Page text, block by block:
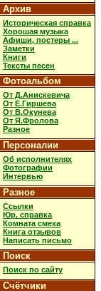
Архив
Историческая справка
Хорошая музыка
Афиши, постеры ...
Заметки
Книги
Тексты песен
Фотоальбом
От Д.Анискевича
От Е.Гиршева
От В.Окунева
От Я.Фролова
Разное
Персоналии
Об исполнителях
Фотографии
Интервью
Разное
Ссылки
Юр. справка
Комната смеха
Книга отзывов
Написать письмо
Поиск
Поиск по сайту
Счётчики